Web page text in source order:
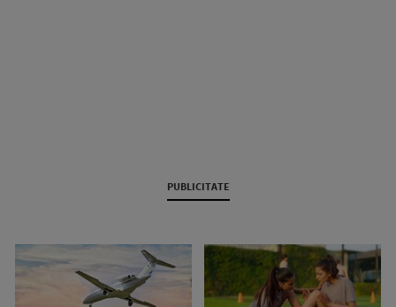
PUBLICITATE